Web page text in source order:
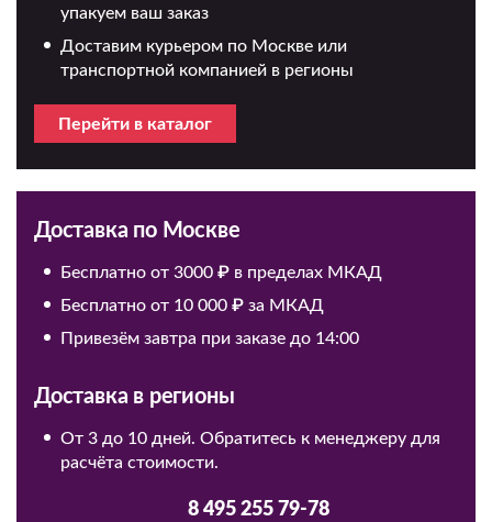
упакуем ваш заказ
Доставим курьером по Москве или
транспортной компанией в регионы
Перейти в каталог
Доставка по Москве
Бесплатно от 3000 ₽ в пределах МКАД
Бесплатно от 10 000 ₽ за МКАД
Привезём завтра при заказе до 14:00
Доставка в регионы
От 3 до 10 дней. Обратитесь к менеджеру для
расчёта стоимости.
8 495 255 79-78